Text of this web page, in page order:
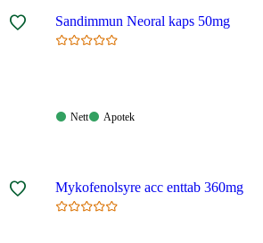
Sandimmun Neoral kaps 50mg
Nett:
Nett
Apotek:
Apotek
Mykofenolsyre acc enttab 360mg